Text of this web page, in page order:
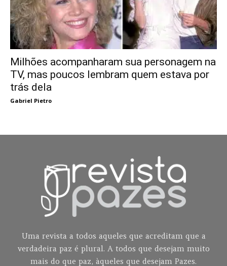
Milhões acompanharam sua personagem na
TV, mas poucos lembram quem estava por
trás dela
Gabriel Pietro
Uma revista a todos aqueles que acreditam que a
verdadeira paz é plural. A todos que desejam muito
mais do que paz, àqueles que desejam Pazes.